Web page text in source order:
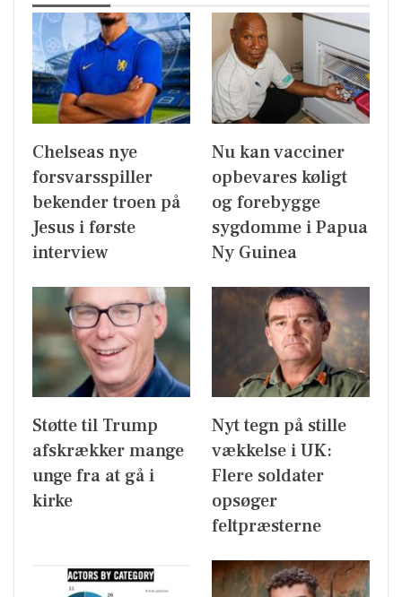
Chelseas nye
forsvarsspiller
bekender troen på
Jesus i første
interview
Nu kan vacciner
opbevares køligt
og forebygge
sygdomme i Papua
Ny Guinea
Støtte til Trump
afskrækker mange
unge fra at gå i
kirke
Nyt tegn på stille
vækkelse i UK:
Flere soldater
opsøger
feltpræsterne